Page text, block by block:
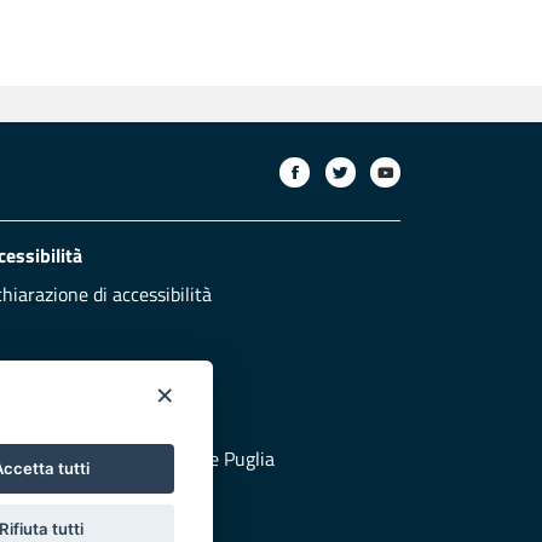
di accessibilità
al sito di Protezione Civile Puglia
×
tutti
Rifiuta tutti